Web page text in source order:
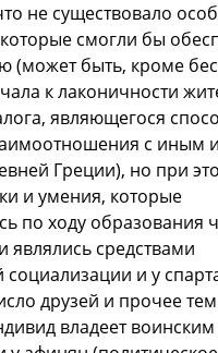
не существовало
смогли бы
(может быть, кроме
к лаконичности
являющегося
с иным
Греции), но при
и умения, которые
по ходу образования
являлись средствами
и у
друзей и прочее
владеет воинским